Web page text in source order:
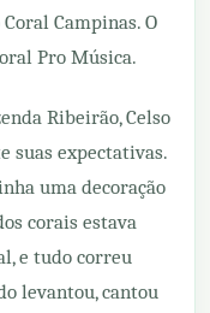
Campinas. O
Pro Música.
Ribeirão, Celso
suas expectativas.
uma decoração
corais estava
e tudo correu
levantou, cantou